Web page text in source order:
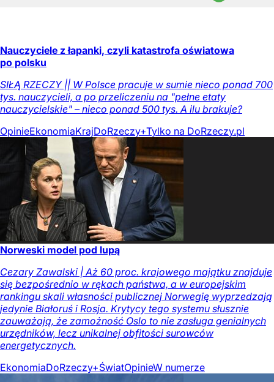
Nauczyciele z łapanki, czyli katastrofa oświatowa
po polsku
SIŁĄ RZECZY || W Polsce pracuje w sumie nieco ponad 700
tys. nauczycieli, a po przeliczeniu na "pełne etaty
nauczycielskie" – nieco ponad 500 tys. A ilu brakuje?
OpinieEkonomiaKrajDoRzeczy+Tylko na DoRzeczy.pl
Norweski model pod lupą
Cezary Zawalski | Aż 60 proc. krajowego majątku znajduje
się bezpośrednio w rękach państwa, a w europejskim
rankingu skali własności publicznej Norwegię wyprzedzają
jedynie Białoruś i Rosja. Krytycy tego systemu słusznie
zauważają, że zamożność Oslo to nie zasługa genialnych
urzędników, lecz unikalnej obfitości surowców
energetycznych.
EkonomiaDoRzeczy+ŚwiatOpinieW numerze